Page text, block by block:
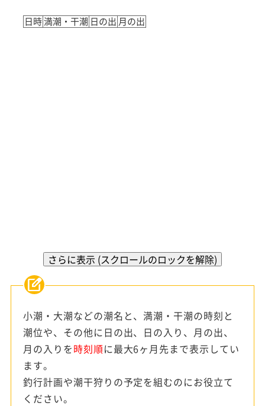
日時満潮・干潮 日の出 月の出
さらに表示 (スクロールのロックを解除)
小潮・大潮などの潮名と、満潮・干潮の時刻と
潮位や、その他に日の出、日の入り、月の出、
月の入りを時刻順に最大6ヶ月先まで表示してい
ます。
釣行計画や潮干狩りの予定を組むのにお役立て
ください。